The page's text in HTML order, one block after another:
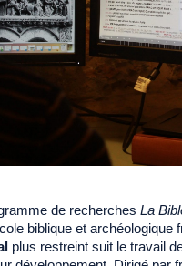
de recherches La
biblique et archéologique
plus restreint suit le travail